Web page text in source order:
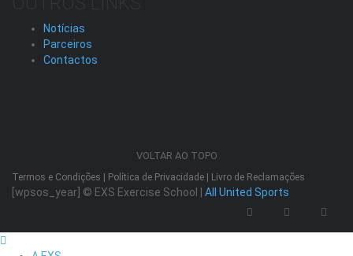
Notícias
Parceiros
Contactos
VOLTAR AO TOPO
Termos e Condições Política de Privacidade Livro de Reclamações
[wpsos_year] © EXS Exercise School | All United Sports